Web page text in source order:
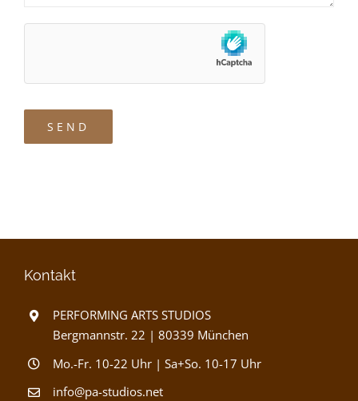
Kontakt
PERFORMING ARTS STUDIOS
Bergmannstr. 22 | 80339 München
Mo.-Fr. 10-22 Uhr | Sa+So. 10-17 Uhr
info@pa-studios.net